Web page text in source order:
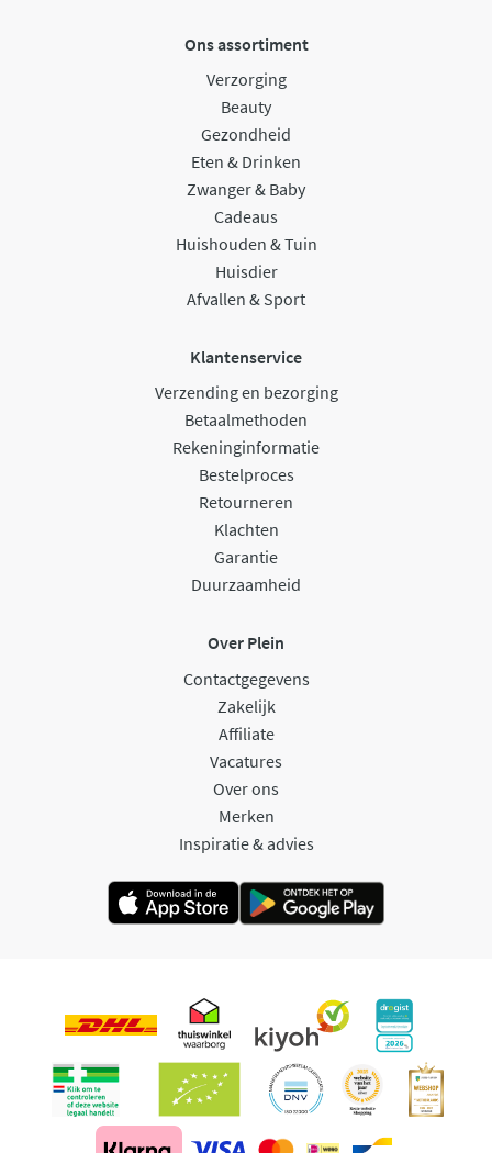
Ons assortiment
Verzorging
Beauty
Gezondheid
Eten & Drinken
Zwanger & Baby
Cadeaus
Huishouden & Tuin
Huisdier
Afvallen & Sport
Klantenservice
Verzending en bezorging
Betaalmethoden
Rekeninginformatie
Bestelproces
Retourneren
Klachten
Garantie
Duurzaamheid
Over Plein
Contactgegevens
Zakelijk
Affiliate
Vacatures
Over ons
Merken
Inspiratie & advies